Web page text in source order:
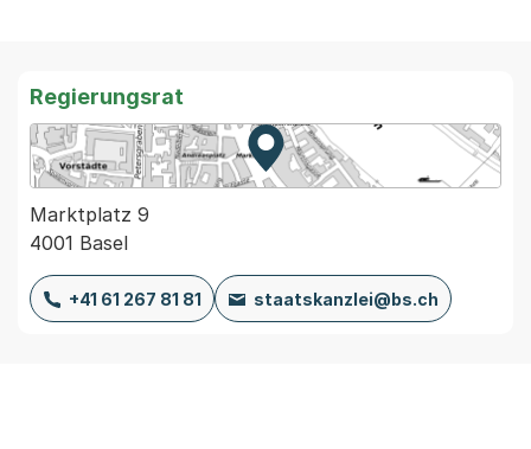
Regierungsrat
Zur Karte von MapBS.
Externer Link, wird in einem
Marktplatz 9
4001 Basel
+41 61 267 81 81 staatskanzlei@bs.ch